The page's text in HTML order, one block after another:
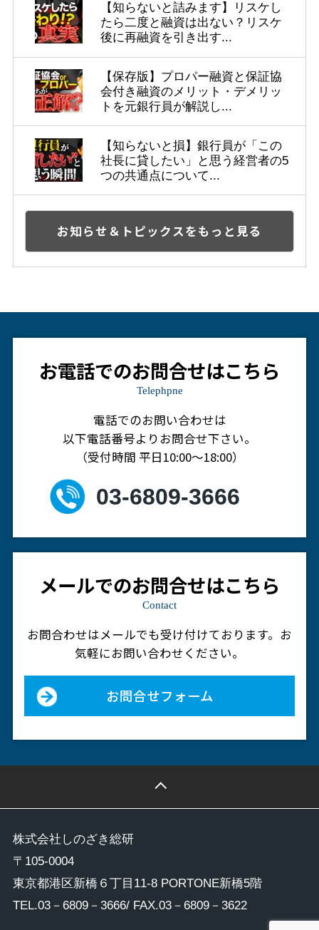
【知らないと詰みます】リスケし
たら二度と融資は出ない？リスケ
後に再融資を引き出す...
【保存版】プロパー融資と保証協
会付き融資のメリット・デメリッ
トを元銀行員が解説し...
【知らないと損】銀行員が「この
社長に貸したい」と思う経営者の5
つの共通点について...
お知らせ＆トピックスをもっと見る
お電話でのお問合せはこちら
Telephpne
電話でのお問い合わせは
以下電話番号よりお問合せ下さい。
（受付時間 平日10:00～18:00）
03-6809-3666
メールでのお問合せはこちら
Contact
お問合わせはメールでも受け付けております。 お
気軽にお問い合わせください。
お問合せフォーム
株式会社しのざき総研
〒105-0004
東京都港区新橋６丁目11-8 PORTONE新橋5階
TEL.03－6809－3666/ FAX.03－6809－3622